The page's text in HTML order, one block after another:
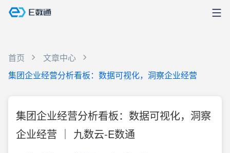
首页
文章中心
集团企业经营分析看板：数据可视化，洞察企业经营
集团企业经营分析看板：数据可视化，洞察
企业经营 ｜ 九数云-E数通